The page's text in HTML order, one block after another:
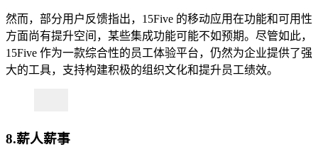
然而，部分用户反馈指出，15Five 的移动应用在功能和可用性
方面尚有提升空间，某些集成功能可能不如预期。尽管如此，
15Five 作为一款综合性的员工体验平台，仍然为企业提供了强
大的工具，支持构建积极的组织文化和提升员工绩效。
8.薪人薪事